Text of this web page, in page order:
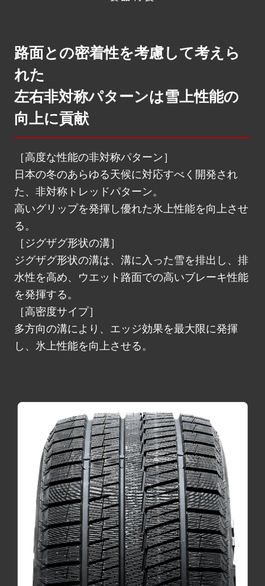
路面との密着性を考慮して考えら
れた
左右非対称パターンは雪上性能の
向上に貢献
［高度な性能の非対称パターン］
日本の冬のあらゆる天候に対応すべく開発され
た、非対称トレッドパターン。
高いグリップを発揮し優れた氷上性能を向上させ
る。
［ジグザグ形状の溝］
ジグザグ形状の溝は、溝に入った雪を排出し、排
水性を高め、ウエット路面での高いブレーキ性能
を発揮する。
［高密度サイプ］
多方向の溝により、エッジ効果を最大限に発揮
し、氷上性能を向上させる。